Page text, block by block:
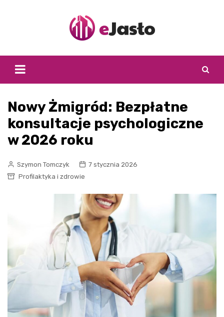
Nowy Żmigród: Bezpłatne
konsultacje psychologiczne
w 2026 roku
Szymon Tomczyk
7 stycznia 2026
Profilaktyka i zdrowie